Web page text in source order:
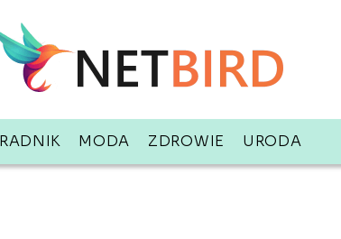
MODA ZDROWIE URODA